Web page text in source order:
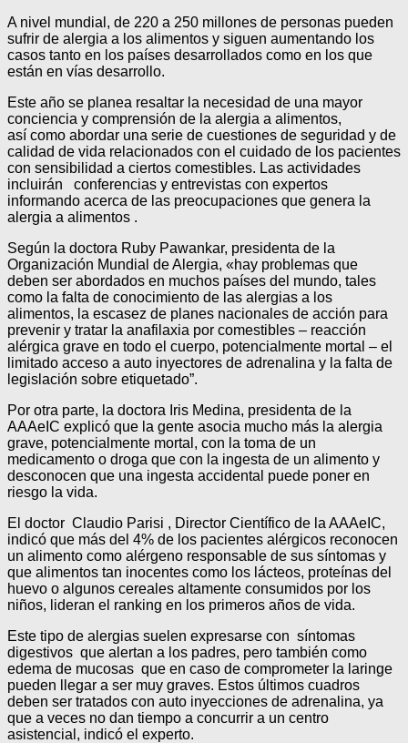
A nivel mundial, de 220 a 250 millones de personas pueden
sufrir de alergia a los alimentos y siguen aumentando los
casos tanto en los países desarrollados como en los que
están en vías desarrollo.
Este año se planea resaltar la necesidad de una mayor
conciencia y comprensión de la alergia a alimentos,
así como abordar una serie de cuestiones de seguridad y de
calidad de vida relacionados con el cuidado de los pacientes
con sensibilidad a ciertos comestibles. Las actividades
incluirán conferencias y entrevistas con expertos
informando acerca de las preocupaciones que genera la
alergia a alimentos .
Según la doctora Ruby Pawankar, presidenta de la
Organización Mundial de Alergia, «hay problemas que
deben ser abordados en muchos países del mundo, tales
como la falta de conocimiento de las alergias a los
alimentos, la escasez de planes nacionales de acción para
prevenir y tratar la anafilaxia por comestibles – reacción
alérgica grave en todo el cuerpo, potencialmente mortal – el
limitado acceso a auto inyectores de adrenalina y la falta de
legislación sobre etiquetado”.
Por otra parte, la doctora Iris Medina, presidenta de la
AAAeIC explicó que la gente asocia mucho más la alergia
grave, potencialmente mortal, con la toma de un
medicamento o droga que con la ingesta de un alimento y
desconocen que una ingesta accidental puede poner en
riesgo la vida.
El doctor Claudio Parisi , Director Científico de la AAAeIC,
indicó que más del 4% de los pacientes alérgicos reconocen
un alimento como alérgeno responsable de sus síntomas y
que alimentos tan inocentes como los lácteos, proteínas del
huevo o algunos cereales altamente consumidos por los
niños, lideran el ranking en los primeros años de vida.
Este tipo de alergias suelen expresarse con síntomas
digestivos que alertan a los padres, pero también como
edema de mucosas que en caso de comprometer la laringe
pueden llegar a ser muy graves. Estos últimos cuadros
deben ser tratados con auto inyecciones de adrenalina, ya
que a veces no dan tiempo a concurrir a un centro
asistencial, indicó el experto.